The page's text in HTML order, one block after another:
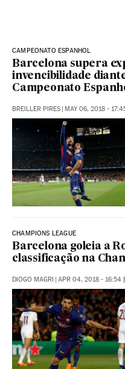
CAMPEONATO ESPANHOL
Barcelona supera
invencibilidade
Campeonato
BREILLER PIRES | MAY 06, 2018 -
CHAMPIONS LEAGUE
Barcelona goleia a
classificação na
DIOGO MAGRI | APR 04, 2018 - 16:54